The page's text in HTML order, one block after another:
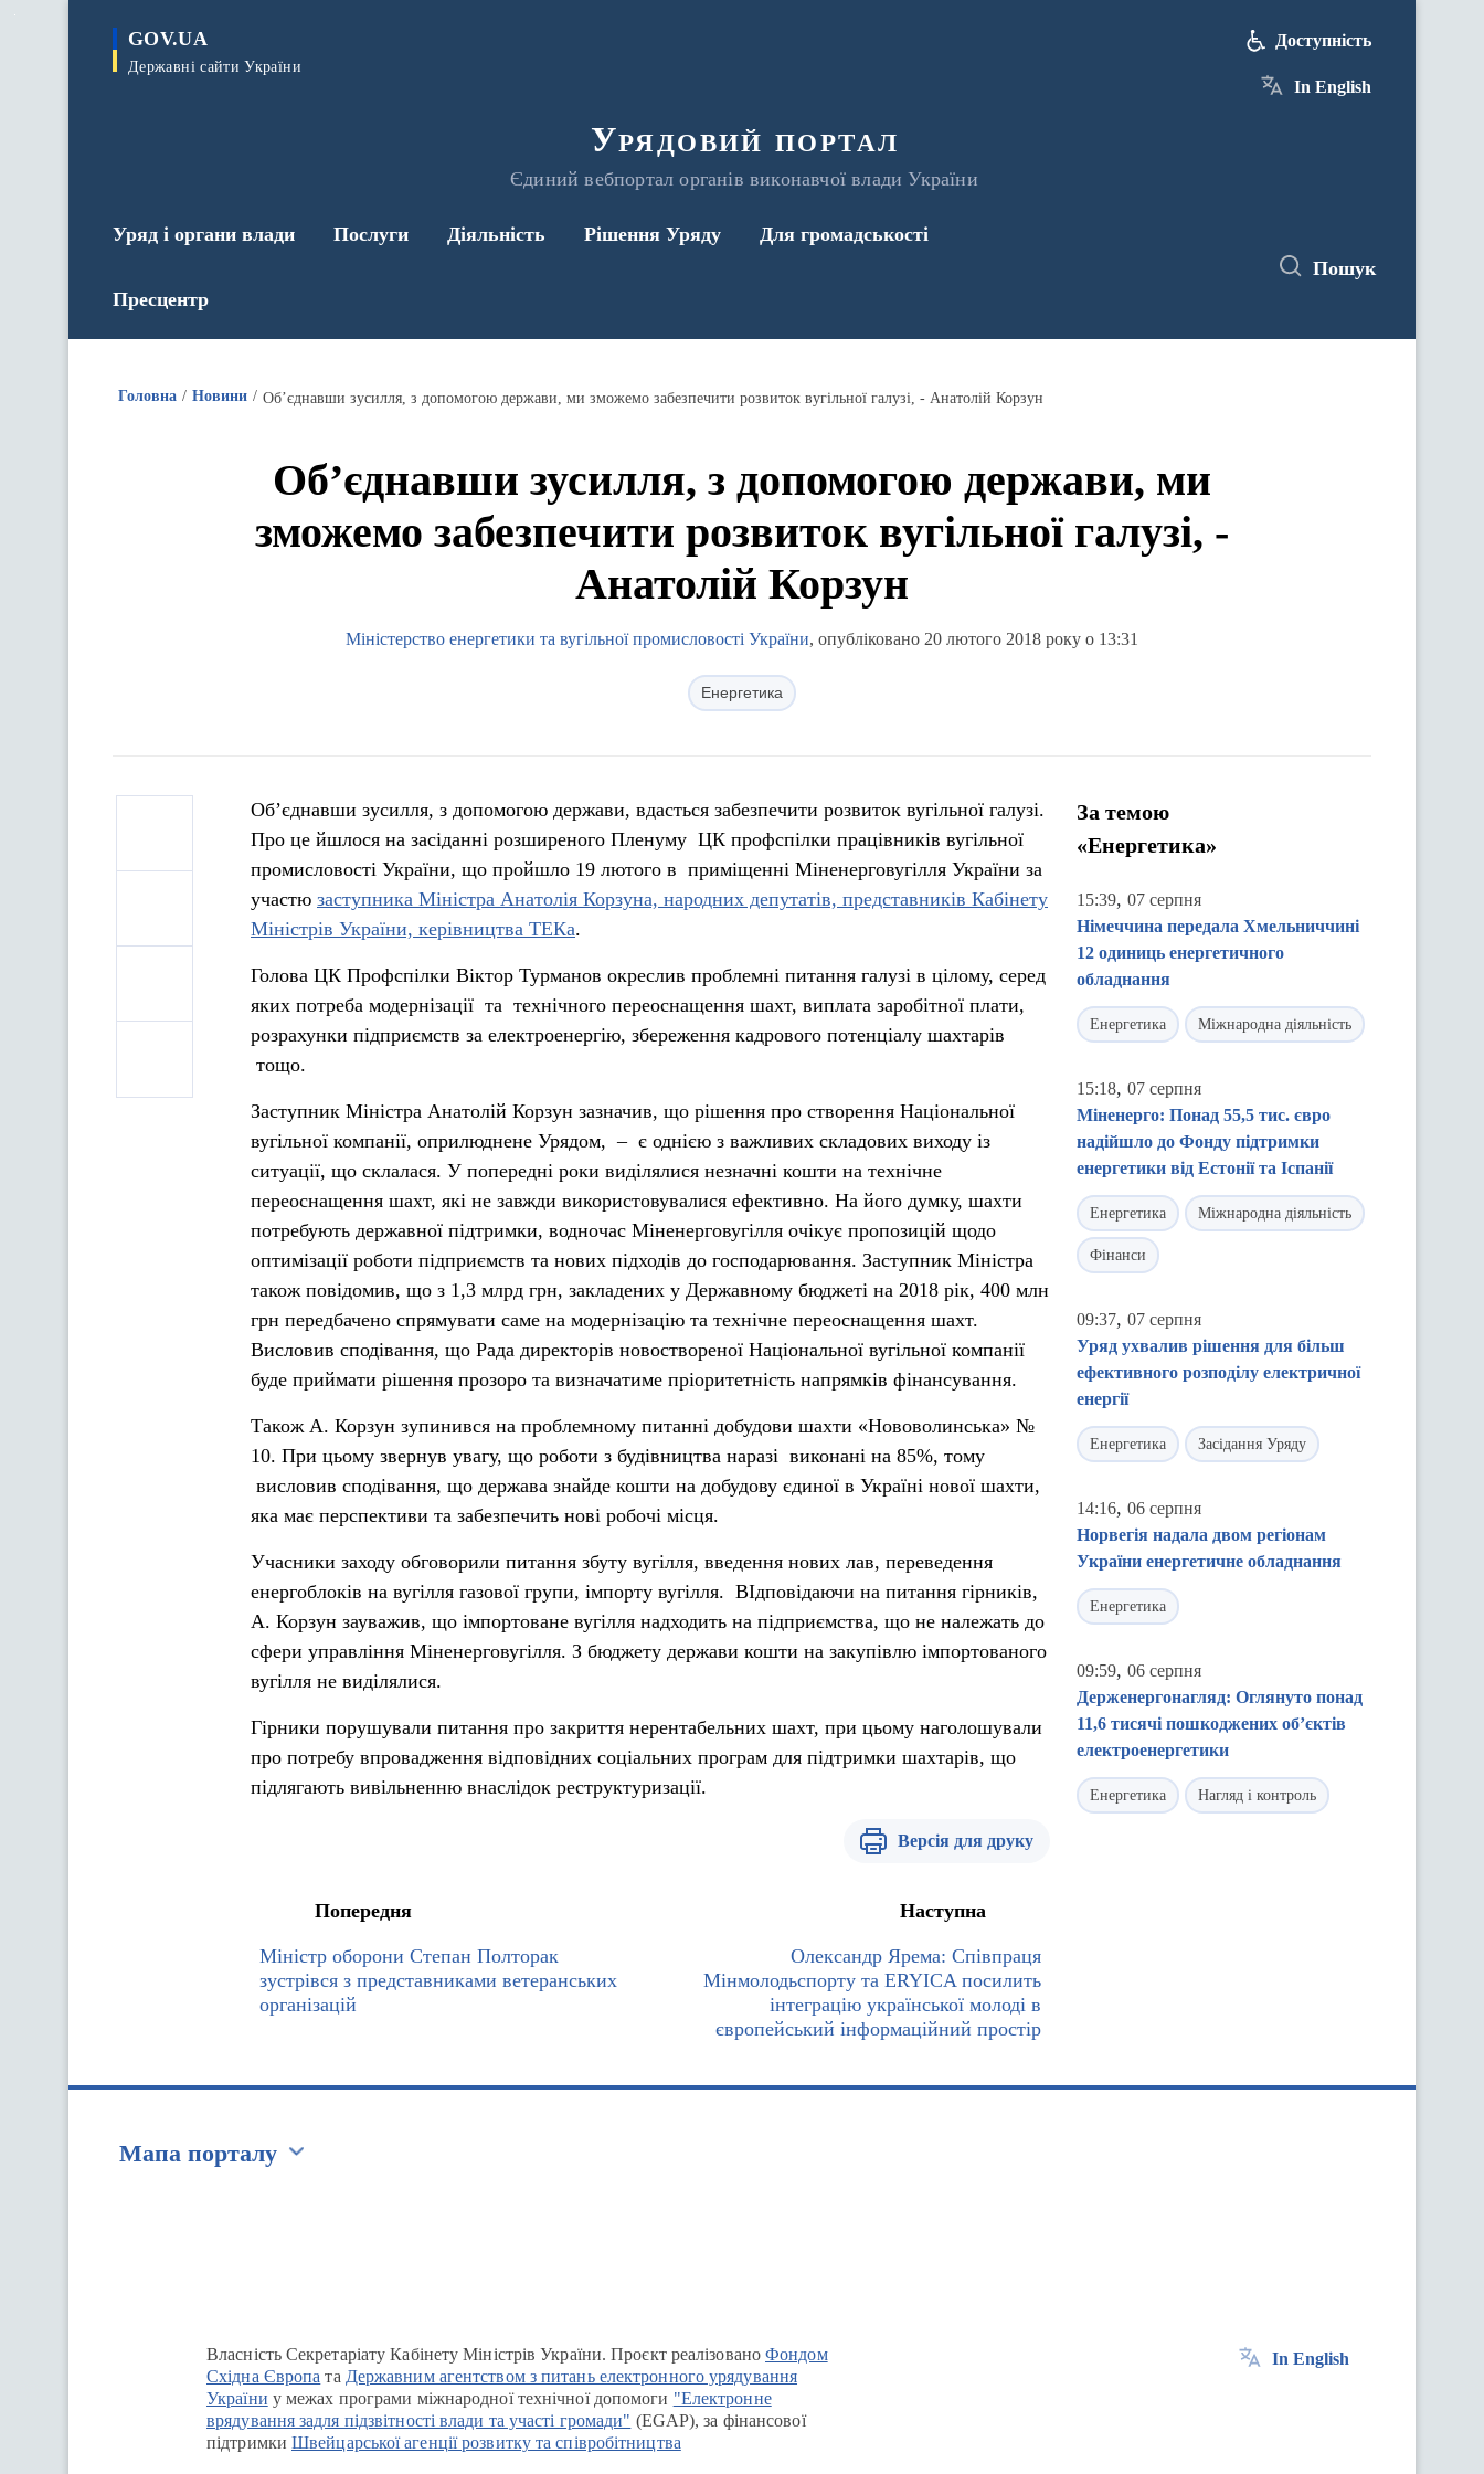
GOV.UA
Державні сайти України
Урядовий портал
Єдиний вебпортал органів виконавчої влади України
Доступність
In English
Уряд і органи влади Послуги Діяльність Рішення Уряду Для громадськості
Пресцентр
Пошук
Головна Новини Об’єднавши зусилля, з допомогою держави, ми зможемо забезпечити розвиток вугільної галузі, - Анатолій Корзун
Об’єднавши зусилля, з допомогою держави, ми
зможемо забезпечити розвиток вугільної галузі, -
Анатолій Корзун
Міністерство енергетики та вугільної промисловості України, опубліковано 20 лютого 2018 року о 13:31
Енергетика
Об’єднавши зусилля, з допомогою держави, вдасться забезпечити розвиток вугільної галузі.
Про це йшлося на засіданні розширеного Пленуму ЦК профспілки працівників вугільної
промисловості України, що пройшло 19 лютого в приміщенні Міненерговугілля України за
участю заступника Міністра Анатолія Корзуна, народних депутатів, представників Кабінету
Міністрів України, керівництва ТЕКа.
Голова ЦК Профспілки Віктор Турманов окреслив проблемні питання галузі в цілому, серед
яких потреба модернізації та технічного переоснащення шахт, виплата заробітної плати,
розрахунки підприємств за електроенергію, збереження кадрового потенціалу шахтарів
тощо.
Заступник Міністра Анатолій Корзун зазначив, що рішення про створення Національної
вугільної компанії, оприлюднене Урядом, – є однією з важливих складових виходу із
ситуації, що склалася. У попередні роки виділялися незначні кошти на технічне
переоснащення шахт, які не завжди використовувалися ефективно. На його думку, шахти
потребують державної підтримки, водночас Міненерговугілля очікує пропозицій щодо
оптимізації роботи підприємств та нових підходів до господарювання. Заступник Міністра
також повідомив, що з 1,3 млрд грн, закладених у Державному бюджеті на 2018 рік, 400 млн
грн передбачено спрямувати саме на модернізацію та технічне переоснащення шахт.
Висловив сподівання, що Рада директорів новоствореної Національної вугільної компанії
буде приймати рішення прозоро та визначатиме пріоритетність напрямків фінансування.
Також А. Корзун зупинився на проблемному питанні добудови шахти «Нововолинська» №
10. При цьому звернув увагу, що роботи з будівництва наразі виконані на 85%, тому
висловив сподівання, що держава знайде кошти на добудову єдиної в Україні нової шахти,
яка має перспективи та забезпечить нові робочі місця.
Учасники заходу обговорили питання збуту вугілля, введення нових лав, переведення
енергоблоків на вугілля газової групи, імпорту вугілля. ВІдповідаючи на питання гірників,
А. Корзун зауважив, що імпортоване вугілля надходить на підприємства, що не належать до
сфери управління Міненерговугілля. З бюджету держави кошти на закупівлю імпортованого
вугілля не виділялися.
Гірники порушували питання про закриття нерентабельних шахт, при цьому наголошували
про потребу впровадження відповідних соціальних програм для підтримки шахтарів, що
підлягають вивільненню внаслідок реструктуризації.
Версія для друку
Попередня
Міністр оборони Степан Полторак
зустрівся з представниками ветеранських
організацій
Наступна
Олександр Ярема: Співпраця
Мінмолодьспорту та ERYICA посилить
інтеграцію української молоді в
європейський інформаційний простір
За темою
«Енергетика»
15:39, 07 серпня
Німеччина передала Хмельниччині
12 одиниць енергетичного
обладнання
Енергетика Міжнародна діяльність
15:18, 07 серпня
Міненерго: Понад 55,5 тис. євро
надійшло до Фонду підтримки
енергетики від Естонії та Іспанії
Енергетика Міжнародна діяльність
Фінанси
09:37, 07 серпня
Уряд ухвалив рішення для більш
ефективного розподілу електричної
енергії
Енергетика Засідання Уряду
14:16, 06 серпня
Норвегія надала двом регіонам
України енергетичне обладнання
Енергетика
09:59, 06 серпня
Держенергонагляд: Оглянуто понад
11,6 тисячі пошкоджених об’єктів
електроенергетики
Енергетика Нагляд і контроль
Мапа порталу
Власність Секретаріату Кабінету Міністрів України. Проєкт реалізованоФондом
Східна Європа та Державним агентством з питань електронного урядування
України у межах програми міжнародної технічної допомоги "Електронне
врядування задля підзвітності влади та участі громади" (EGAP), за фінансової
підтримки Швейцарської агенції розвитку та співробітництва
In English